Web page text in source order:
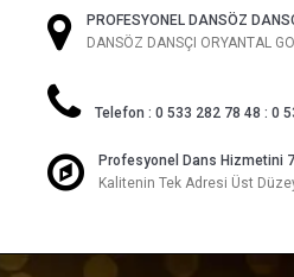
PROFESYONEL DANSÖZ
DANSÖZ DANSÇI ORYANTAL
Telefon : 0 533 282 78 48 : 0
Profesyonel Dans Hizmetini
Kalitenin Tek Adresi Üst